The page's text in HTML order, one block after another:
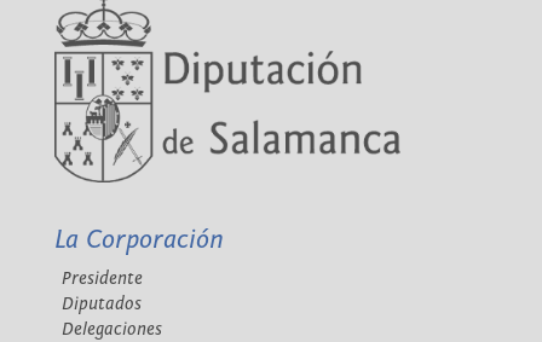
La Corporación
Presidente
Diputados
Delegaciones